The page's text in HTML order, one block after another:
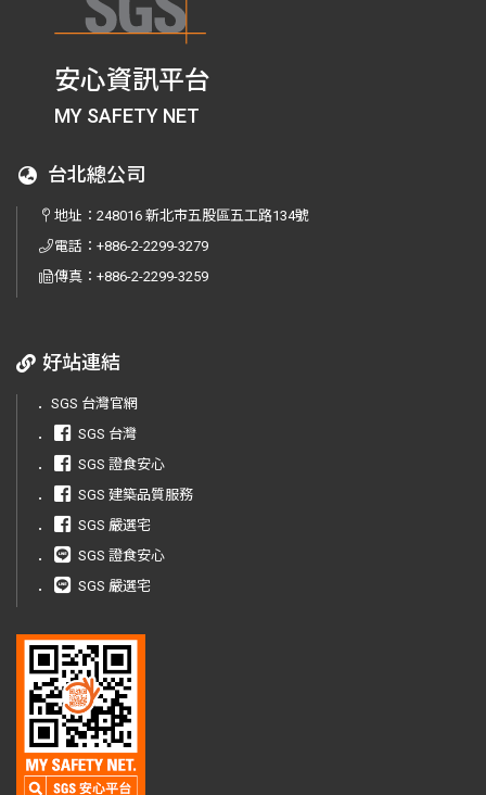
安心資訊平台
MY SAFETY NET
台北總公司
地址：248016 新北市五股區五工路134號
電話：+886-2-2299-3279
傳真：+886-2-2299-3259
好站連結
． SGS 台灣官網
．
SGS 台灣
．
SGS 證食安心
．
SGS 建築品質服務
．
SGS 嚴選宅
．
SGS 證食安心
．
SGS 嚴選宅